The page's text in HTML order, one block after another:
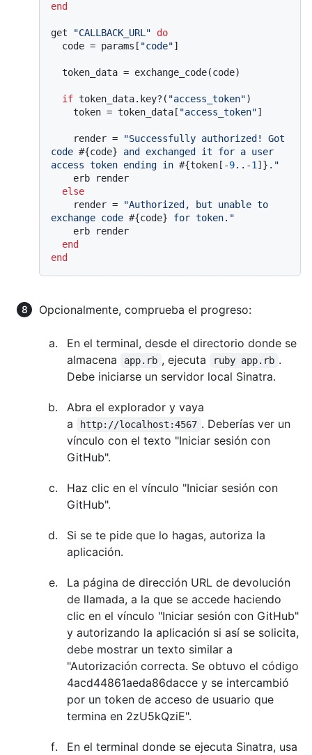
end
get "CALLBACK_URL"
do
  code = params[
"code"]
if token_data.key?( "access_token")
    token = token_data[
"access_token"]
    render =
"Successfully authorized! Got
code #{code} and exchanged it for a user
access token ending in #{token[-9..-1 ]} ."
else
    render =
"Authorized, but unable to
exchange code #{code} for token."
end
end
Opcionalmente, comprueba el progreso:
En el terminal, desde el directorio donde se
almacena
app.rb , ejecuta ruby app.rb .
Debe iniciarse un servidor local Sinatra.
Abra el explorador y vaya
a
http://localhost:4567 . Deberías ver un
vínculo con el texto "Iniciar sesión con
GitHub".
Haz clic en el vínculo "Iniciar sesión con
GitHub".
Si se te pide que lo hagas, autoriza la
aplicación.
La página de dirección URL de devolución
de llamada, a la que se accede haciendo
clic en el vínculo "Iniciar sesión con GitHub"
y autorizando la aplicación si así se solicita,
debe mostrar un texto similar a
"Autorización correcta. Se obtuvo el código
4acd44861aeda86dacce y se intercambió
por un token de acceso de usuario que
termina en 2zU5kQziE".
En el terminal donde se ejecuta Sinatra, usa